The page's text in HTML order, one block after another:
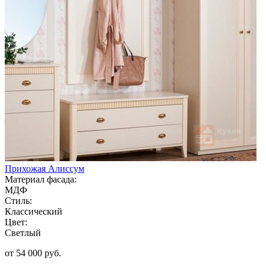
Прихожая Алиссум
Материал фасада:
МДФ
Стиль:
Классический
Цвет:
Светлый
от 54 000 руб.